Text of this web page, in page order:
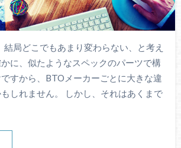
結局どこでもあまり変わらない、と考え
に、似たようなスペックのパーツで構
すから、BTOメーカーごとに大きな違
しれません。 しかし、それはあくまで